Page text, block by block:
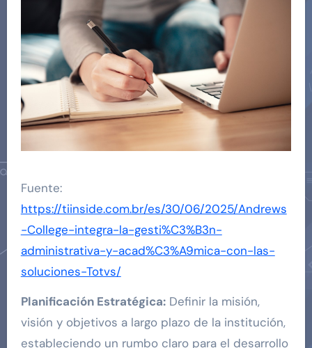
Fuente:
https://tiinside.com.br/es/30/06/2025/Andrews
-College-integra-la-gesti%C3%B3n-
administrativa-y-acad%C3%A9mica-con-las-
soluciones-Totvs/
Planificación Estratégica:Definir la misión,
visión y objetivos a largo plazo de la institución,
estableciendo un rumbo claro para el desarrollo